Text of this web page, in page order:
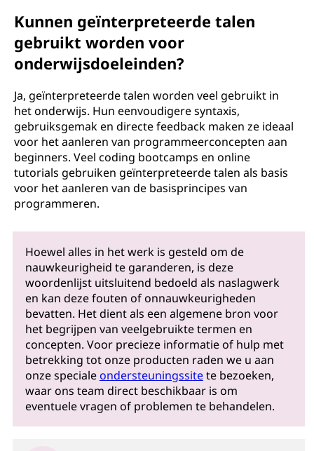
Kunnen geïnterpreteerde talen
gebruikt worden voor
onderwijsdoeleinden?
Ja, geïnterpreteerde talen worden veel gebruikt in
het onderwijs. Hun eenvoudigere syntaxis,
gebruiksgemak en directe feedback maken ze ideaal
voor het aanleren van programmeerconcepten aan
beginners. Veel coding bootcamps en online
tutorials gebruiken geïnterpreteerde talen als basis
voor het aanleren van de basisprincipes van
programmeren.
Hoewel alles in het werk is gesteld om de
nauwkeurigheid te garanderen, is deze
woordenlijst uitsluitend bedoeld als naslagwerk
en kan deze fouten of onnauwkeurigheden
bevatten. Het dient als een algemene bron voor
het begrijpen van veelgebruikte termen en
concepten. Voor precieze informatie of hulp met
betrekking tot onze producten raden we u aan
onze specialeondersteuningssitete bezoeken,
waar ons team direct beschikbaar is om
eventuele vragen of problemen te behandelen.